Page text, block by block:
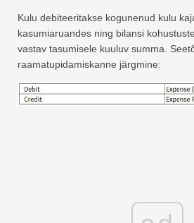
Kulu debiteeritakse kogunenud kulu
kasumiaruandes ning bilansi
vastav tasumisele kuuluv summa.
raamatupidamiskanne järgmine: